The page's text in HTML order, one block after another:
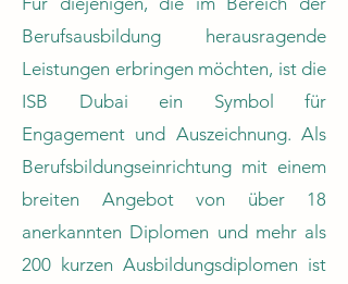
Berufsausbildung herausragende
Leistungen erbringen möchten, ist die
ISB Dubai ein Symbol für
Engagement und Auszeichnung. Als
Berufsbildungseinrichtung mit einem
breiten Angebot von über 18
anerkannten Diplomen und mehr als
200 kurzen Ausbildungsdiplomen ist